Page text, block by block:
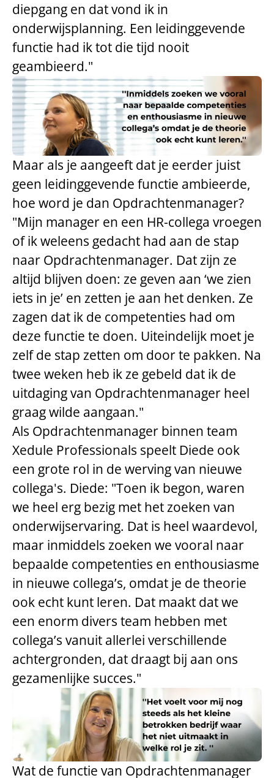
diepgang en dat vond ik in
onderwijsplanning. Een leidinggevende
functie had ik tot die tijd nooit
geambieerd."
Maar als je aangeeft dat je eerder juist
geen leidinggevende functie ambieerde,
hoe word je dan Opdrachtenmanager?
"Mijn manager en een HR-collega vroegen
of ik weleens gedacht had aan de stap
naar Opdrachtenmanager. Dat zijn ze
altijd blijven doen: ze geven aan ‘we zien
iets in je’ en zetten je aan het denken. Ze
zagen dat ik de competenties had om
deze functie te doen. Uiteindelijk moet je
zelf de stap zetten om door te pakken. Na
twee weken heb ik ze gebeld dat ik de
uitdaging van Opdrachtenmanager heel
graag wilde aangaan."
Als Opdrachtenmanager binnen team
Xedule Professionals speelt Diede ook
een grote rol in de werving van nieuwe
collega's. Diede: "Toen ik begon, waren
we heel erg bezig met het zoeken van
onderwijservaring. Dat is heel waardevol,
maar inmiddels zoeken we vooral naar
bepaalde competenties en enthousiasme
in nieuwe collega’s, omdat je de theorie
ook echt kunt leren. Dat maakt dat we
een enorm divers team hebben met
collega’s vanuit allerlei verschillende
achtergronden, dat draagt bij aan ons
gezamenlijke succes."
Wat de functie van Opdrachtenmanager